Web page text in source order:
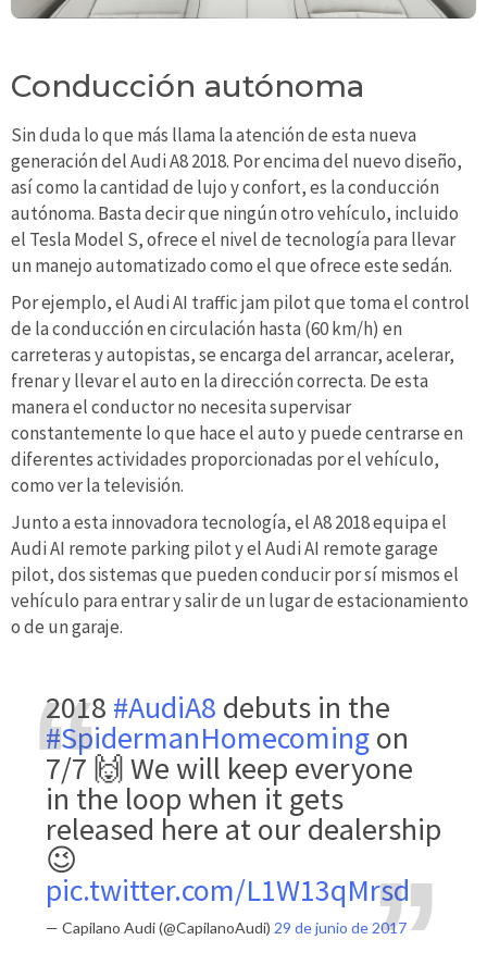
Conducción autónoma
Sin duda lo que más llama la atención de esta nueva
generación del Audi A8 2018. Por encima del nuevo diseño,
así como la cantidad de lujo y confort, es la conducción
autónoma. Basta decir que ningún otro vehículo, incluido
el Tesla Model S, ofrece el nivel de tecnología para llevar
un manejo automatizado como el que ofrece este sedán.
Por ejemplo, el Audi AI traffic jam pilot que toma el control
de la conducción en circulación hasta (60 km/h) en
carreteras y autopistas, se encarga del arrancar, acelerar,
frenar y llevar el auto en la dirección correcta. De esta
manera el conductor no necesita supervisar
constantemente lo que hace el auto y puede centrarse en
diferentes actividades proporcionadas por el vehículo,
como ver la televisión.
Junto a esta innovadora tecnología, el A8 2018 equipa el
Audi AI remote parking pilot y el Audi AI remote garage
pilot, dos sistemas que pueden conducir por sí mismos el
vehículo para entrar y salir de un lugar de estacionamiento
o de un garaje.
2018 #AudiA8 debuts in the
#SpidermanHomecomingon
7/7 🙌 We will keep everyone
in the loop when it gets
released here at our dealership
😉
pic.twitter.com/L1W13qMrsd
— Capilano Audi (@CapilanoAudi) 29 de junio de 2017